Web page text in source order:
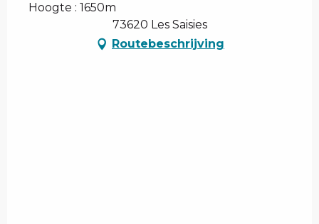
Hoogte : 1650m
73620 Les Saisies
Routebeschrijving